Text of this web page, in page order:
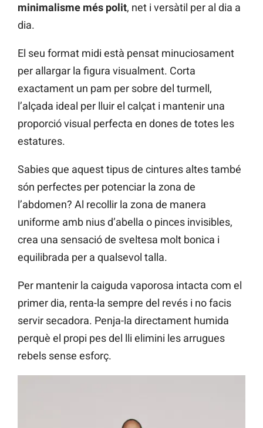
minimalisme més polit, net i versàtil per al dia a
dia.
El seu format midi està pensat minuciosament
per allargar la figura visualment. Corta
exactament un pam per sobre del turmell,
l’alçada ideal per lluir el calçat i mantenir una
proporció visual perfecta en dones de totes les
estatures.
Sabies que aquest tipus de cintures altes també
són perfectes per potenciar la zona de
l’abdomen? Al recollir la zona de manera
uniforme amb nius d’abella o pinces invisibles,
crea una sensació de sveltesa molt bonica i
equilibrada per a qualsevol talla.
Per mantenir la caiguda vaporosa intacta com el
primer dia, renta-la sempre del revés i no facis
servir secadora. Penja-la directament humida
perquè el propi pes del lli elimini les arrugues
rebels sense esforç.